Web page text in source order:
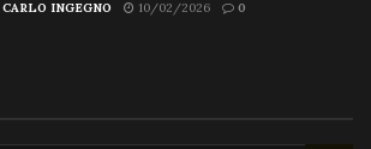
CARLO INGEGNO 10/02/2026 0